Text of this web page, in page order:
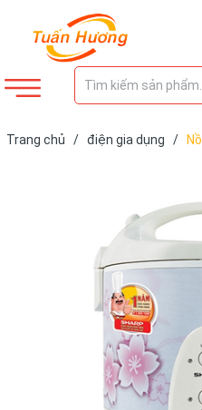
Trang chủ / điện gia dụng /